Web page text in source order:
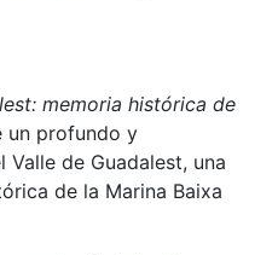
memoria histórica de
un profundo y
de Guadalest, una
de la Marina Baixa